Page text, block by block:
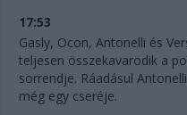
17:53
Gasly, Ocon, Antonelli és
teljesen összekavarodik a
sorrendje. Ráadásul
még egy cseréje.